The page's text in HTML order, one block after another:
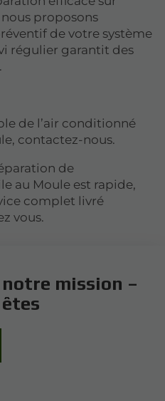
proposons
de votre système
régulier garantit des
de l’air conditionné
contactez-nous.
de
au Moule est rapide,
complet livré
vous.
mission –